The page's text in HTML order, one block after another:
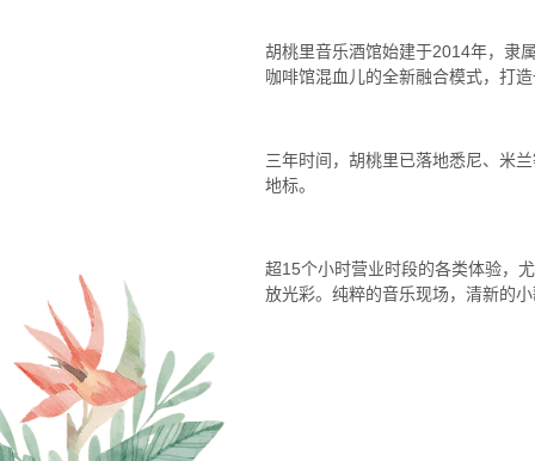
胡桃里音乐酒馆始建于2014年，隶
咖啡馆混血儿的全新融合模式，打
三年时间，胡桃里已落地悉尼、米
地标。
超15个小时营业时段的各类体验，
放光彩。纯粹的音乐现场，清新的